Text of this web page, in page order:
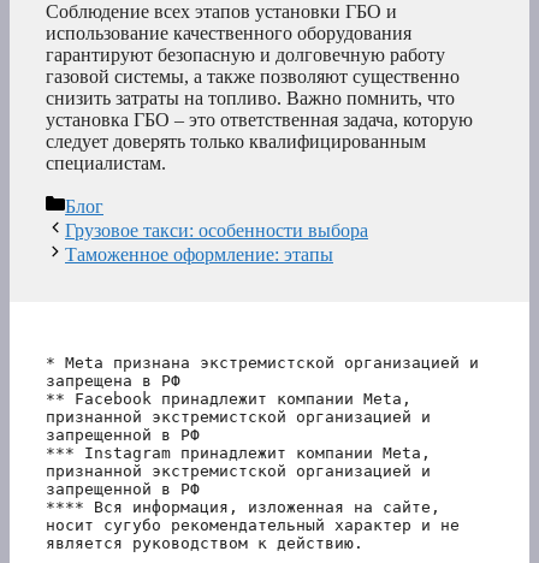
Соблюдение всех этапов установки ГБО и
использование качественного оборудования
гарантируют безопасную и долговечную работу
газовой системы, а также позволяют существенно
снизить затраты на топливо. Важно помнить, что
установка ГБО – это ответственная задача, которую
следует доверять только квалифицированным
специалистам.
Рубрики
Блог
Грузовое такси: особенности выбора
Таможенное оформление: этапы
* Meta признана экстремистской организацией и
запрещена в РФ
** Facebook принадлежит компании Meta,
признанной экстремистской организацией и
запрещенной в РФ
*** Instagram принадлежит компании Meta,
признанной экстремистской организацией и
запрещенной в РФ
**** Вся информация, изложенная на сайте,
носит сугубо рекомендательный характер и не
является руководством к действию.